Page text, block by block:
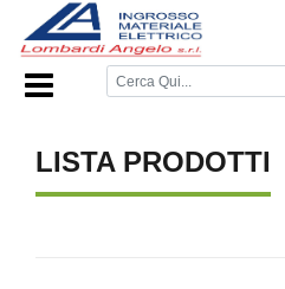
Home Page//
LISTA PRODOTTI